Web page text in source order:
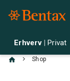
Erhverv | Privat
chevron_right Shop